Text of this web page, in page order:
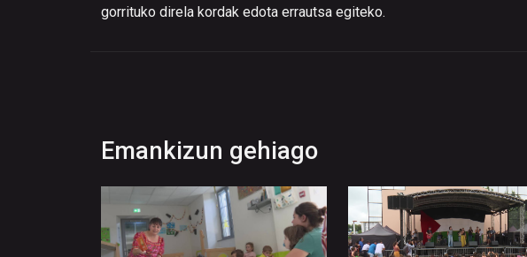
gorrituko direla kordak edota errautsa egiteko.
Emankizun gehiago